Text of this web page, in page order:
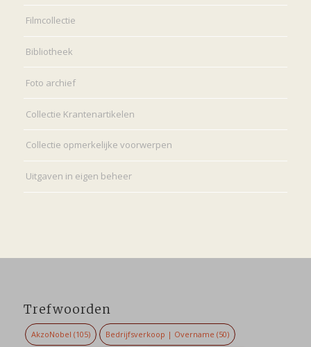
Filmcollectie
Bibliotheek
Foto archief
Collectie Krantenartikelen
Collectie opmerkelijke voorwerpen
Uitgaven in eigen beheer
Trefwoorden
AkzoNobel (105) Bedrijfsverkoop | Overname (50)